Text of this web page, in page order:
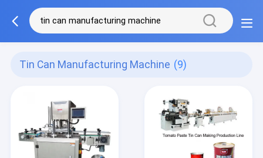
Tin Can Manufacturing Machine (9)